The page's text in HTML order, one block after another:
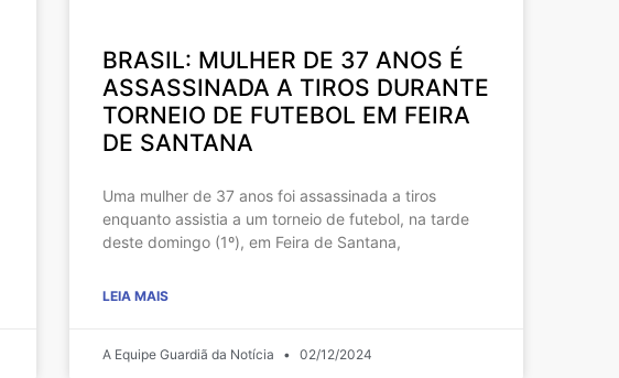
BRASIL: MULHER DE 37 ANOS É
ASSASSINADA A TIROS DURANTE
TORNEIO DE FUTEBOL EM FEIRA
DE SANTANA
Uma mulher de 37 anos foi assassinada a tiros
enquanto assistia a um torneio de futebol, na tarde
deste domingo (1º), em Feira de Santana,
LEIA MAIS
A Equipe Guardiã da Notícia 02/12/2024